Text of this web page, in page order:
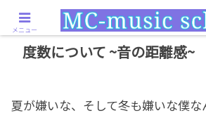
ホーム 理論・知識 度数につ
度数について ~音の距離感~
夏が嫌いな、そして冬も嫌いな僕な
メニュー